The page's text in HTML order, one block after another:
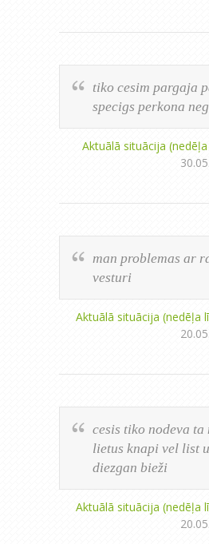
tiko cesim pargaja
specigs perkona
Aktuālā situācija (nedēļa
man problemas ar
vesturi
Aktuālā situācija (nedēļa
cesis tiko nodeva
lietus knapi vel list
diezgan bieži
Aktuālā situācija (nedēļa